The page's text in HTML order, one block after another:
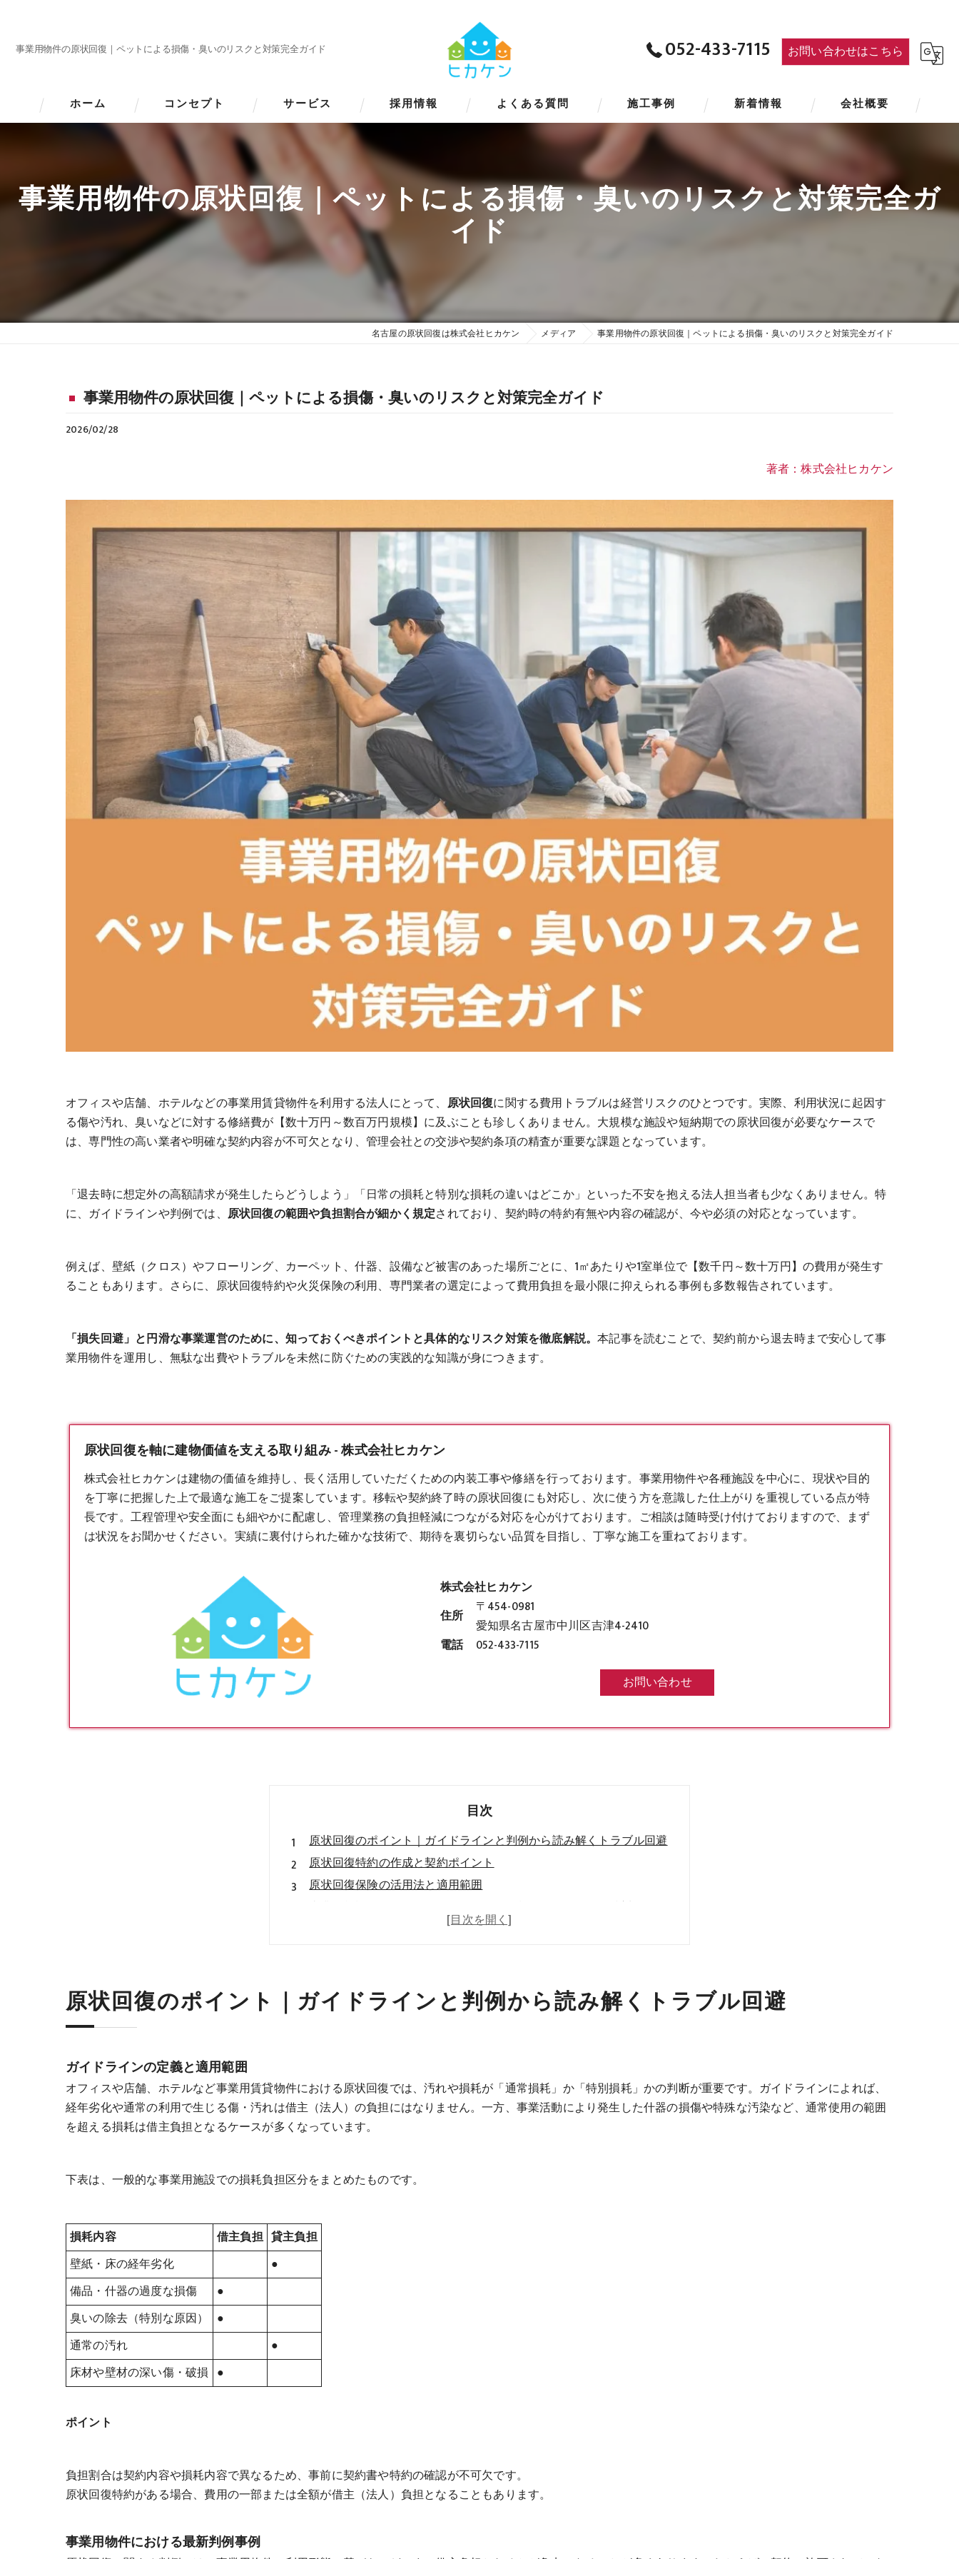
事業用物件の原状回復｜ペットによる損傷・臭いのリスクと対策完全ガイド 052-433-7115 お問い合わせはこちら
ホーム コンセプト サービス 採用情報 よくある質問 施工事例 新着情報 会社概要
事業用物件の原状回復｜ペットによる損傷・臭いのリスクと対策完全ガ
イド
名古屋の原状回復は株式会社ヒカケン メディア 事業用物件の原状回復｜ペットによる損傷・臭いのリスクと対策完全ガイド
事業用物件の原状回復｜ペットによる損傷・臭いのリスクと対策完全ガイド
2026/02/28
著者：株式会社ヒカケン
オフィスや店舗、ホテルなどの事業用賃貸物件を利用する法人にとって、 原状回復に関する費用トラブルは経営リスクのひとつです。実際、利用状況に起因す
る傷や汚れ、臭いなどに対する修繕費が【数十万円～数百万円規模】に及ぶことも珍しくありません。大規模な施設や短納期での原状回復が必要なケースで
は、専門性の高い業者や明確な契約内容が不可欠となり、管理会社との交渉や契約条項の精査が重要な課題となっています。
「退去時に想定外の高額請求が発生したらどうしよう」「日常の損耗と特別な損耗の違いはどこか」といった不安を抱える法人担当者も少なくありません。特
に、ガイドラインや判例では、 原状回復の範囲や負担割合が細かく規定されており、契約時の特約有無や内容の確認が、今や必須の対応となっています。
例えば、壁紙（クロス）やフローリング、カーペット、什器、設備など被害のあった場所ごとに、1㎡あたりや1室単位で【数千円～数十万円】の費用が発生す
ることもあります。さらに、原状回復特約や火災保険の利用、専門業者の選定によって費用負担を最小限に抑えられる事例も多数報告されています。
「損失回避」と円滑な事業運営のために、知っておくべきポイントと具体的なリスク対策を徹底解説。本記事を読むことで、契約前から退去時まで安心して事
業用物件を運用し、無駄な出費やトラブルを未然に防ぐための実践的な知識が身につきます。
原状回復を軸に建物価値を支える取り組み - 株式会社ヒカケン
株式会社ヒカケンは建物の価値を維持し、長く活用していただくための内装工事や修繕を行っております。事業用物件や各種施設を中心に、現状や目的
を丁寧に把握した上で最適な施工をご提案しています。移転や契約終了時の原状回復にも対応し、次に使う方を意識した仕上がりを重視している点が特
長です。工程管理や安全面にも細やかに配慮し、管理業務の負担軽減につながる対応を心がけております。ご相談は随時受け付けておりますので、まず
は状況をお聞かせください。実績に裏付けられた確かな技術で、期待を裏切らない品質を目指し、丁寧な施工を重ねております。
株式会社ヒカケン
住所
〒454-0981
愛知県名古屋市中川区吉津4-2410
電話
052-433-7115
お問い合わせ
目次
原状回復のポイント｜ガイドラインと判例から読み解くトラブル回避
原状回復特約の作成と契約ポイント
原状回復保険の活用法と適用範囲
事業用施設のペットによる傷や臭いの原状回復リスクと予防対策
入居・退去時の実践チェックリストとペットなどの臭い消し方法
原状回復のポイント｜ガイドラインと判例から読み解くトラブル回避
ガイドラインの定義と適用範囲
オフィスや店舗、ホテルなど事業用賃貸物件における原状回復では、汚れや損耗が「通常損耗」か「特別損耗」かの判断が重要です。ガイドラインによれば、
経年劣化や通常の利用で生じる傷・汚れは借主（法人）の負担にはなりません。一方、事業活動により発生した什器の損傷や特殊な汚染など、通常使用の範囲
を超える損耗は借主負担となるケースが多くなっています。
下表は、一般的な事業用施設での損耗負担区分をまとめたものです。
損耗内容 借主負担 貸主負担
壁紙・床の経年劣化
●
備品・什器の過度な損傷
●
臭いの除去（特別な原因）
●
通常の汚れ
●
床材や壁材の深い傷・破損 ●
ポイント
負担割合は契約内容や損耗内容で異なるため、事前に契約書や特約の確認が不可欠です。
原状回復特約がある場合、費用の一部または全額が借主（法人）負担となることもあります。
事業用物件における最新判例事例